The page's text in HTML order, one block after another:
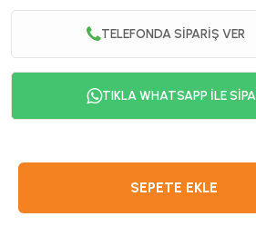
TELEFONDA SİPARİŞ VER
TIKLA WHATSAPP İLE
SEPETE EKLE